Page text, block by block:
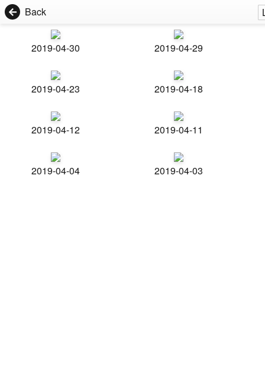
Back
2019-04-30 2019-04-29
2019-04-23 2019-04-18
2019-04-12 2019-04-11
2019-04-04 2019-04-03